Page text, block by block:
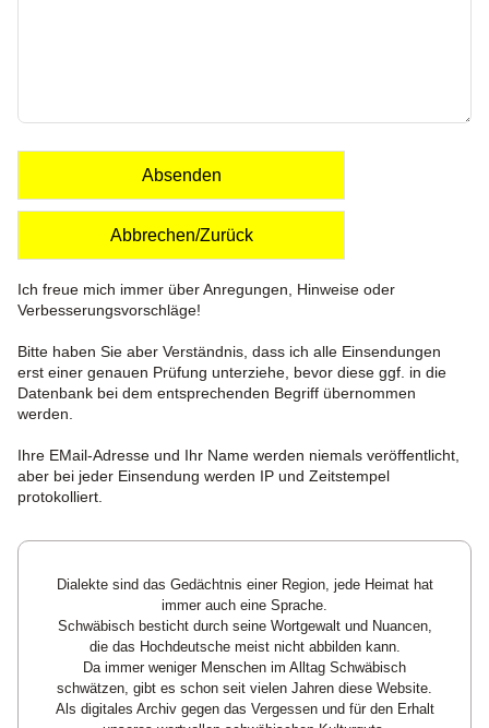
Absenden
Abbrechen/Zurück
Ich freue mich immer über Anregungen, Hinweise oder
Verbesserungsvorschläge!
Bitte haben Sie aber Verständnis, dass ich alle Einsendungen
erst einer genauen Prüfung unterziehe, bevor diese ggf. in die
Datenbank bei dem entsprechenden Begriff übernommen
werden.
Ihre EMail-Adresse und Ihr Name werden niemals veröffentlicht,
aber bei jeder Einsendung werden IP und Zeitstempel
protokolliert.
Dialekte sind das Gedächtnis einer Region, jede Heimat hat
immer auch eine Sprache.
Schwäbisch besticht durch seine Wortgewalt und Nuancen,
die das Hochdeutsche meist nicht abbilden kann.
Da immer weniger Menschen im Alltag Schwäbisch
schwätzen, gibt es schon seit vielen Jahren diese Website.
Als digitales Archiv gegen das Vergessen und für den Erhalt